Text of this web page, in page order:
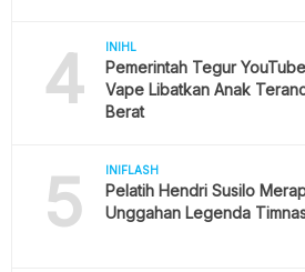
4 INIHL
Pemerintah Tegur
Vape Libatkan Anak
Berat
5 INIFLASH
Pelatih Hendri Susilo
Unggahan Legenda